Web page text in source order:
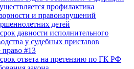
профилактика
и правонарушений
детей
давности исполнительного
у судебных приставов
право #13
ответа на претензию по ГК РФ